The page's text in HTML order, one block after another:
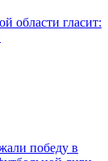
области гласит:
победу в